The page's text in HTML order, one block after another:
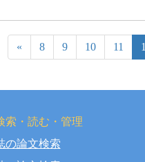
« 8 9 10 11
索・読む・管理
の論文検索
© OSAKA DENTAL